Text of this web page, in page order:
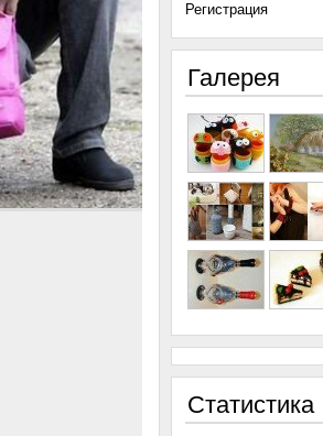
Регистрация
Галерея
Статистика